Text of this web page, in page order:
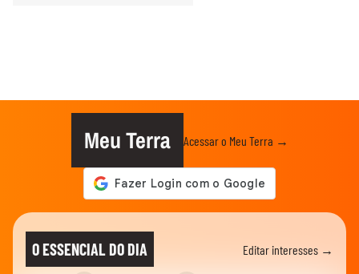
Meu Terra Acessar o Meu Terra →
O ESSENCIAL DO DIA Editar interesses →